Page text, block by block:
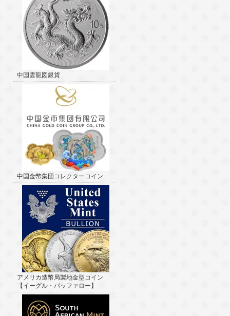
中国雲龍図銀貨
中国金幣集団コレクターコイン
アメリカ造幣局製地金型コイン
【イーグル・バッファロー】